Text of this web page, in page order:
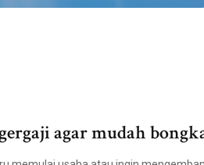
agar mudah